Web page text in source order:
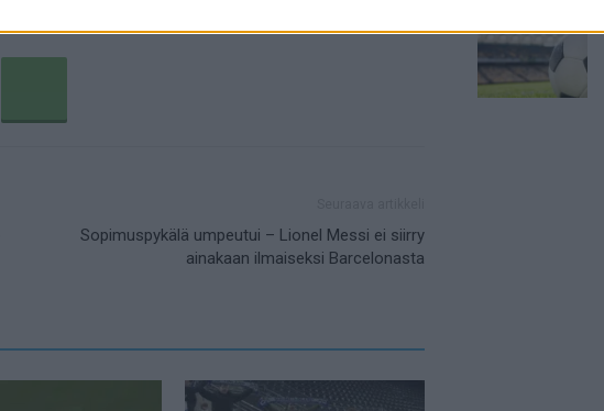
Sopimuspykälä umpeutui – Lionel Messi ei siirry
ainakaan ilmaiseksi Barcelonasta